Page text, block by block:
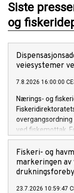
Siste
og
veiesystemer
7.8.2026 16:00:00
Nærings- og
ved fiskemottak.
Fiskeri- og
markeringen
23.7.2026 10:59:47